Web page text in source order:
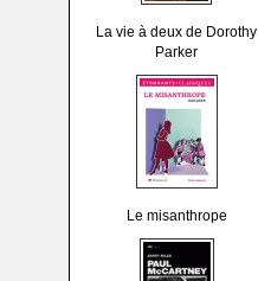
La vie à deux de Dorothy
Parker
Le misanthrope